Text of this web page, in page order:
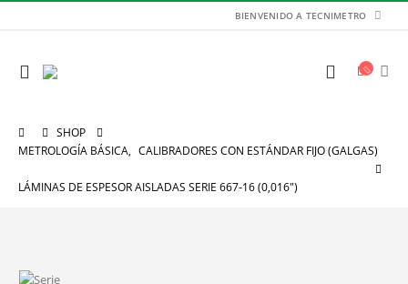
BIENVENIDO A TECNIMETRO
SHOP
METROLOGÍA BÁSICA, CALIBRADORES CON ESTÁNDAR FIJO (GALGAS)
LÁMINAS DE ESPESOR AISLADAS SERIE 667-16 (0,016″)